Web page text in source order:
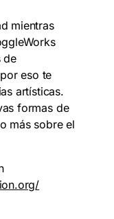
mientras
de
eso te
artísticas.
formas de
más sobre el